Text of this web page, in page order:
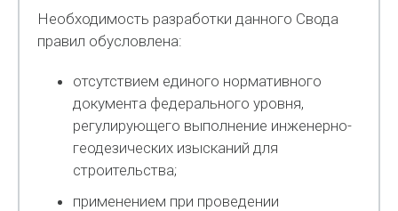
Необходимость разработки данного Свода
правил обусловлена:
отсутствием единого нормативного
документа федерального уровня,
регулирующего выполнение инженерно-
геодезических изысканий для
строительства;
применением при проведении